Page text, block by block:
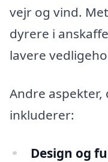
vejr og vind.
dyrere i
lavere
Andre aspekter,
inkluderer:
Design og